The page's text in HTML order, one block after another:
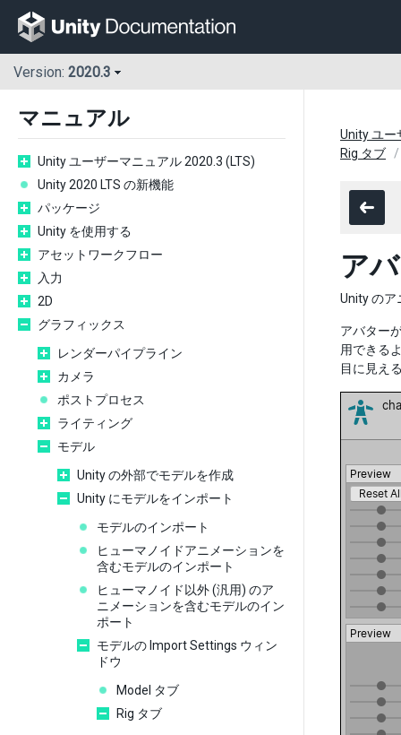
Version: 2020.3
マニュアル
Unity ユーザーマニュアル 2020.3 (LTS)
Unity 2020 LTS の新機能
パッケージ
Unity を使用する
アセットワークフロー
入力
2D
グラフィックス
レンダーパイプライン
カメラ
ポストプロセス
ライティング
モデル
Unity の外部でモデルを作成
Unity にモデルをインポート
モデルのインポート
ヒューマノイドアニメーションを
含むモデルのインポート
ヒューマノイド以外 (汎用) のア
ニメーションを含むモデルのイン
ポート
モデルの Import Settings ウィン
ドウ
Model タブ
Rig タブ
Unity ユー
Rig タブ
ア
Unity のア
アバター
用できる
目に見え